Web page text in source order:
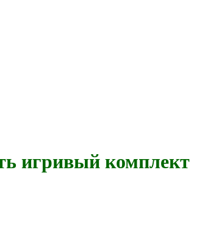
игривый комплект